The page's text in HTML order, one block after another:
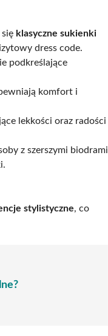
klasyczne sukienki
dress code.
podkreślające
komfort i
lekkości oraz radości
z szerszymi biodrami
stylistyczne, co